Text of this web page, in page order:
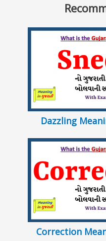
Dazzling
Correction